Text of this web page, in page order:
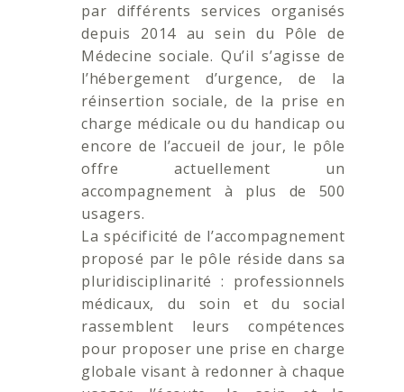
par différents services organisés
depuis 2014 au sein du Pôle de
Médecine sociale. Qu’il s’agisse de
l’hébergement d’urgence, de la
réinsertion sociale, de la prise en
charge médicale ou du handicap ou
encore de l’accueil de jour, le pôle
offre actuellement un
accompagnement à plus de 500
usagers.
La spécificité de l’accompagnement
proposé par le pôle réside dans sa
pluridisciplinarité : professionnels
médicaux, du soin et du social
rassemblent leurs compétences
pour proposer une prise en charge
globale visant à redonner à chaque